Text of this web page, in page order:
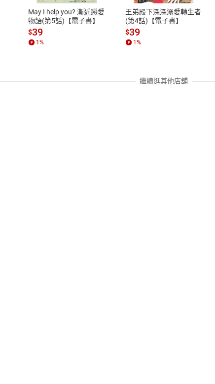
之權利，遽消費者保護法及通訊交
除權合理例外情事適用準則，依商
質各有不同規定。詳細退換貨說明
照各商品說明。
May I help you? 漸近戀愛
物語(第5話)【電子書】
$39
1 %
王弟殿下深深溺愛轉生者
(第4話)【電子書】
$39
1 %
繼續逛其他店舖